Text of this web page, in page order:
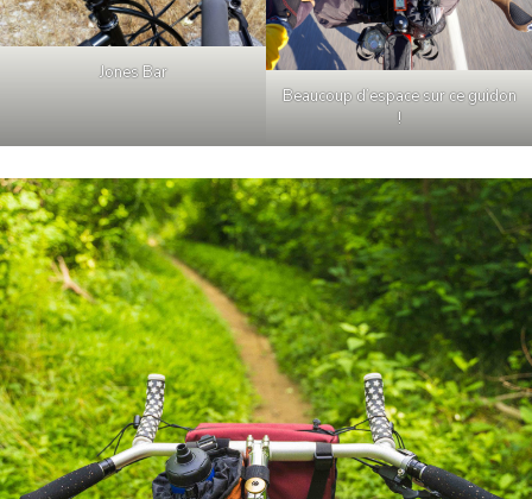
Jones Bar
Beaucoup d’espace sur ce guidon
!